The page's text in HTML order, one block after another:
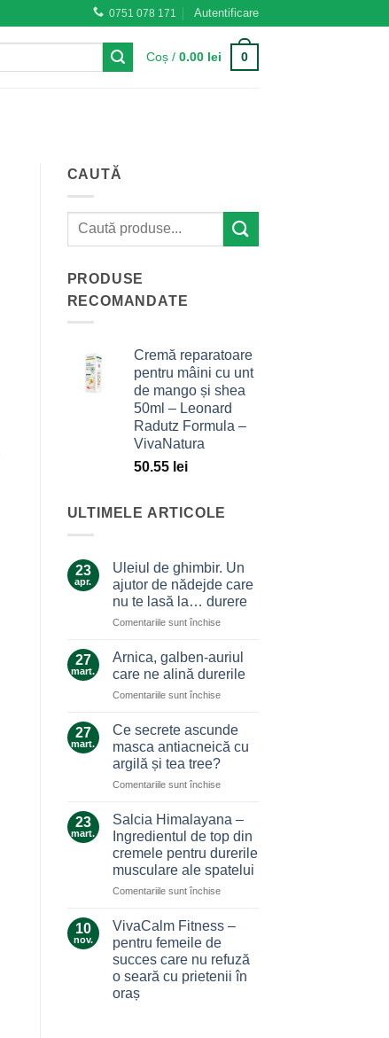
0751 078 171 Autentificare
Coș /0.00 lei 0
CAUTĂ
PRODUSE
RECOMANDATE
Cremă reparatoare
pentru mâini cu unt
de mango și shea
50ml – Leonard
Radutz Formula –
VivaNatura
50.55 lei
ULTIMELE ARTICOLE
23
apr.
Uleiul de ghimbir. Un
ajutor de nădejde care
nu te lasă la… durere
Comentariile sunt închisepentru
de
ghimbir.
Un
ajutor
nădejde
care
nu
lasă
durere
27
mart.
Arnica, galben-auriul
care ne alină durerile
Comentariile sunt închisepentru
galben-
auriul
care
alină
27
mart.
Ce secrete ascunde
masca antiacneică cu
argilă și tea tree?
Comentariile sunt închisepentru
ascunde
masca
antiacneică
cu
argilă
tree?
23
mart.
Salcia Himalayana –
Ingredientul de top din
cremele pentru durerile
musculare ale spatelui
Comentariile sunt închisepentru
Ingredientul
de
top
10
nov.
VivaCalm Fitness –
pentru femeile de
succes care nu refuză
o seară cu prietenii în
oraș